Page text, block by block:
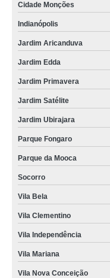
Cidade Monções
Indianópolis
Jardim Aricanduva
Jardim Edda
Jardim Primavera
Jardim Satélite
Jardim Ubirajara
Parque Fongaro
Parque da Mooca
Socorro
Vila Bela
Vila Clementino
Vila Independência
Vila Mariana
Vila Nova Conceição